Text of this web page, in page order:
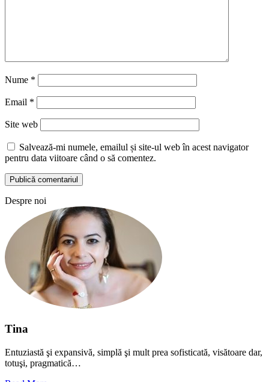
Nume *
Email *
Site web
Salvează-mi numele, emailul și site-ul web în acest navigator
pentru data viitoare când o să comentez.
Despre noi
Tina
Entuziastă şi expansivă, simplă şi mult prea sofisticată, visătoare dar,
totuşi, pragmatică…